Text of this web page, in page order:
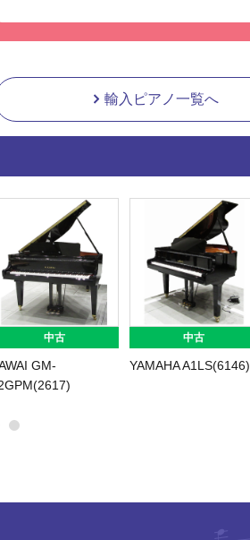
輸入ピアノ一覧へ
中古
GM-
中古
YAMAHA A1LS(6146)